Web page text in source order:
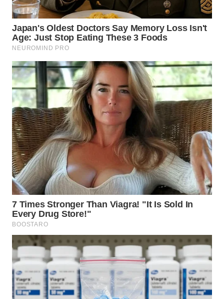
WN
DANAU
TOBA
WN
NIAS
WN
LANGKAT
WN
TAPANULI
SELATAN
WN
TANJUNG
LESUNG
WN
WN
SIMALUNGUN
WN